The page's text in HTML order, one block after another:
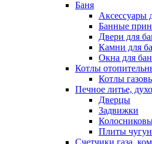
Баня
Аксессуары
Банные
Двери для
Камни для
Окна для
Котлы
Котлы
Печное литье,
Дверцы
Задвижки
Плиты
Счетчики газа,